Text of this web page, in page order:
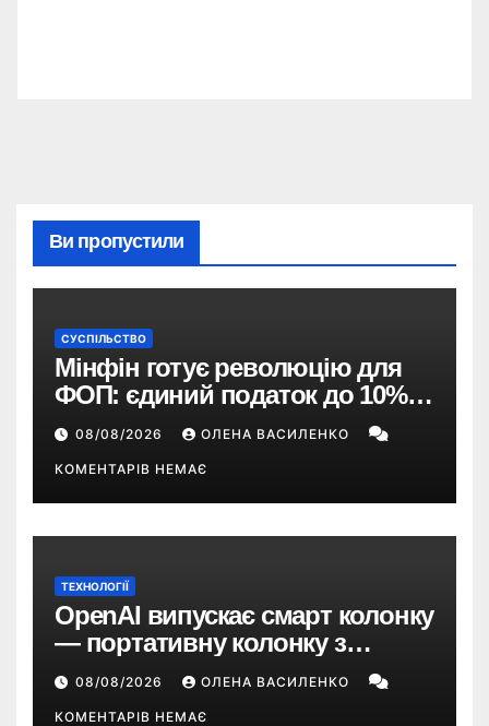
Ви пропустили
СУСПІЛЬСТВО
Мінфін готує революцію для
ФОП: єдиний податок до 10%,
ПДВ з 2028 року та перегляд 2-ї
групи
08/08/2026 ОЛЕНА ВАСИЛЕНКО
КОМЕНТАРІВ НЕМАЄ
ТЕХНОЛОГІЇ
OpenAI випускає смарт колонку
— портативну колонку з
ChatGPT, камерою та цінником
понад $300
08/08/2026 ОЛЕНА ВАСИЛЕНКО
КОМЕНТАРІВ НЕМАЄ